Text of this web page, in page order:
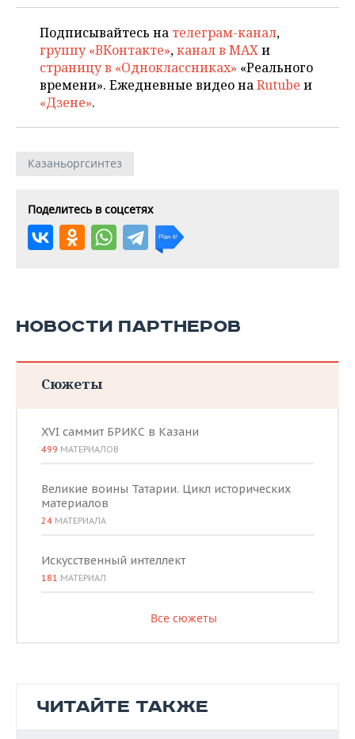
Подписывайтесь на телеграм-канал,
группу «ВКонтакте»,канал в MAXи
страницу в «Одноклассниках» «Реального
времени». Ежедневные видео наRutube и
«Дзене».
Казаньоргсинтез
Поделитесь в соцсетях
НОВОСТИ ПАРТНЕРОВ
Сюжеты
XVI саммит БРИКС в Казани
499 МАТЕРИАЛОВ
Великие воины Татарии. Цикл исторических
материалов
24 МАТЕРИАЛА
Искусственный интеллект
181 МАТЕРИАЛ
Все сюжеты
ЧИТАЙТЕ ТАКЖЕ